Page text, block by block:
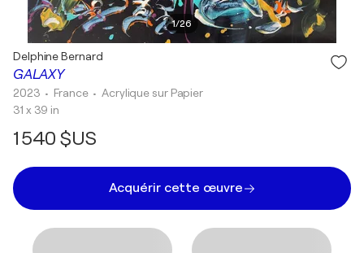
1/26
GALAXY
Delphine Bernard
2023 • France •Acrylique sur Papier
31 x 39 in
1 540 $US
Acquérir cette œuvre